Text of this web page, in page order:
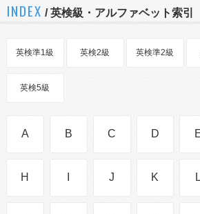
INDEX / 英検級・アルファベット索引
英検準1級 英検2級 英検準2級
英検5級
A B C D
H J K L